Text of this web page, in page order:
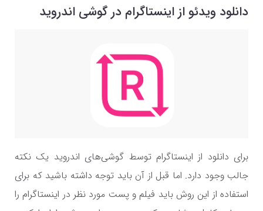
دانلود ویدئو از اینستاگرام در گوشی اندروید
برای دانلود از اینستاگرام توسط گوشی‌های اندروید یک نکته
جالب وجود دارد. اما قبل از آن باید توجه داشته باشید که برای
استفاده از این روش باید فیلم و پست مورد نظر در اینستاگرام را